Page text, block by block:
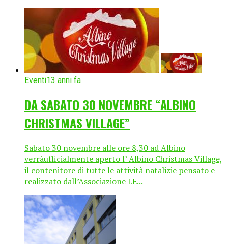
Eventi13 anni fa
DA SABATO 30 NOVEMBRE “ALBINO
CHRISTMAS VILLAGE”
Sabato 30 novembre alle ore 8,30 ad Albino
verràufficialmente aperto l’ Albino Christmas Village,
il contenitore di tutte le attività natalizie pensato e
realizzato dall’Associazione LE...